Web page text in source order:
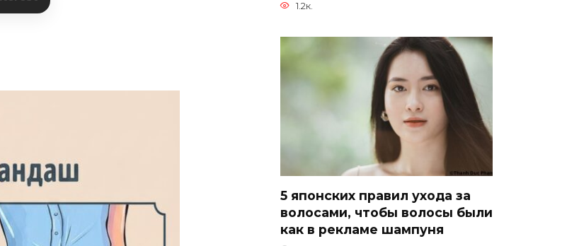
1.2к.
5 японских правил ухода за
волосами, чтобы волосы были
как в рекламе шампуня